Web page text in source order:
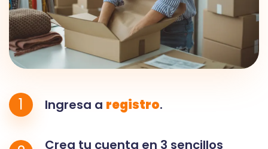
1 Ingresa a registro.
Crea tu cuenta en 3 sencillos